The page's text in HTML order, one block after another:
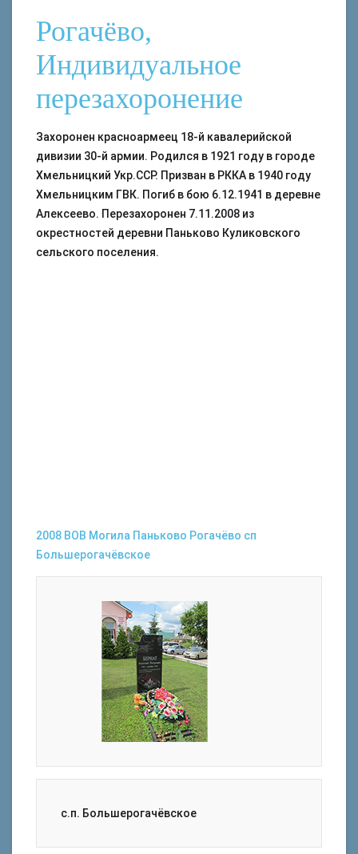
Рогачёво,
Индивидуальное
перезахоронение
Захоронен красноармеец 18-й кавалерийской
дивизии 30-й армии. Родился в 1921 году в городе
Хмельницкий Укр.ССР. Призван в РККА в 1940 году
Хмельницким ГВК. Погиб в бою 6.12.1941 в деревне
Алексеево. Перезахоронен 7.11.2008 из
окрестностей деревни Паньково Куликовского
сельского поселения.
2008 ВОВ Могила Паньково Рогачёво сп
Большерогачёвское
с.п. Большерогачёвское